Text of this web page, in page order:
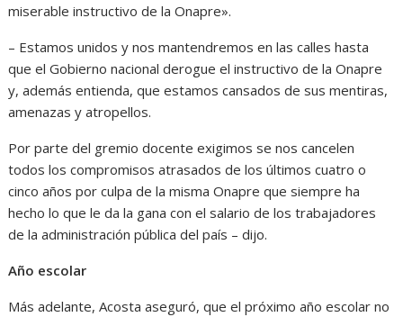
miserable instructivo de la Onapre».
– Estamos unidos y nos mantendremos en las calles hasta
que el Gobierno nacional derogue el instructivo de la Onapre
y, además entienda, que estamos cansados de sus mentiras,
amenazas y atropellos.
Por parte del gremio docente exigimos se nos cancelen
todos los compromisos atrasados de los últimos cuatro o
cinco años por culpa de la misma Onapre que siempre ha
hecho lo que le da la gana con el salario de los trabajadores
de la administración pública del país – dijo.
Año escolar
Más adelante, Acosta aseguró, que el próximo año escolar no